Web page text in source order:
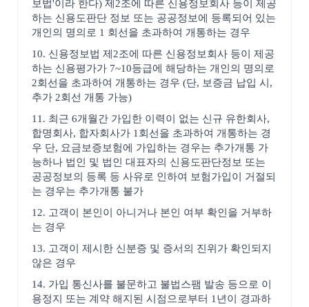
보법'이라 한다) 제2조에 따른 신용정보회사 등이 제공
하는 신용도판단 정보 또는 공공정보에 등록되어 있는
개인의 명의로 1 회선을 초과하여 개통하는 경우
10. 신용정보법 제2조에 따른 신용정보회사 등이 제공
하는 신용평가가 7~10등급에 해당하는 개인의 명의로
2회선을 초과하여 개통하는 경우 (단, 보증금 납입 시,
추가 2회선 개통 가능)
11. 최근 6개월간 가입한 이력이 없는 신규 유한회사,
합명회사, 합자회사가 1회선을 초과하여 개통하는 경
우 단, 요금보증보험에 가입하는 경우는 추가개통 가
능하나 법인 및 법인 대표자의 신용도판단정보 또는
공공정보의 등록 등 사유로 인하여 보험가입이 거절되
는 경우는 추가개통 불가
12. 고객이 본인이 아니거나 본인 여부 확인을 거부하
는 경우
13. 고객이 제시한 신분증 및 증서의 진위가 확인되지
않은 경우
14. 가입 통신사를 불문하고 불법스팸 발송 등으로 이
용정지 또는 계약 해지된 시점으로부터 1년이 경과하